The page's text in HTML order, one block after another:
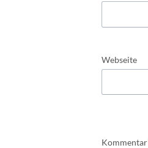
Webseite
Pflichtfeld
Kommentar